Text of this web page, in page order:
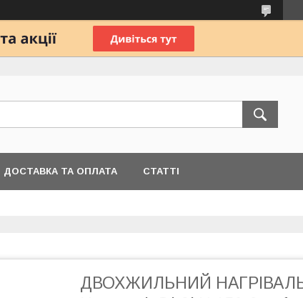
ДОСТАВКА ТА ОПЛАТА СТАТТІ
ДВОХЖИЛЬНИЙ